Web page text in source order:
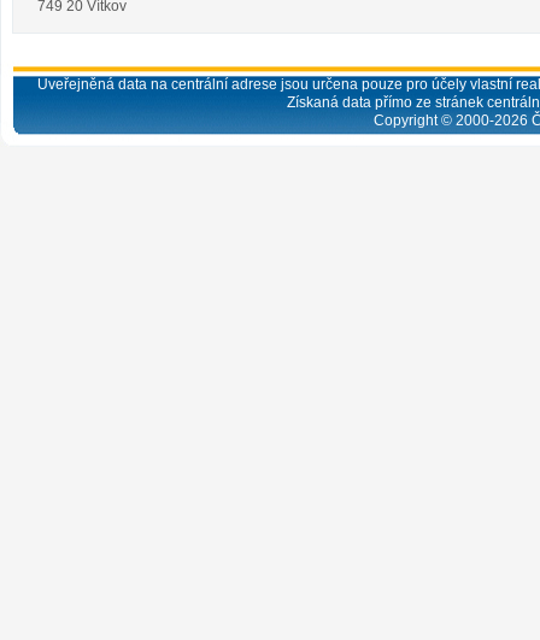
749 20 Vítkov
Uveřejněná data na centrální adrese jsou určena pouze pro účely vlastní
Získaná data přímo ze stránek
Copyright © 2000-2026